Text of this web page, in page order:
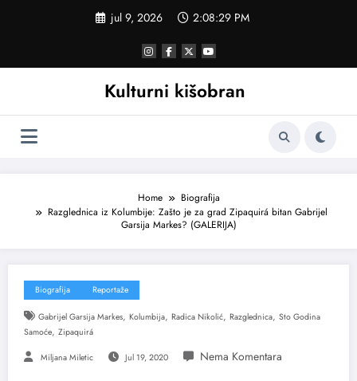
jul 9, 2026 2:08:30 PM
Kulturni kišobran
Home
Biografija
Razglednica iz Kolumbije: Zašto je za grad Zipaquirá bitan Gabrijel
Garsija Markes? (GALERIJA)
Biografija Reportaže
Gabrijel Garsija Markes, Kolumbija, Radica Nikolić, Razglednica, Sto Godina
Samoće, Zipaquirá
Miljana Miletic Jul 19, 2020